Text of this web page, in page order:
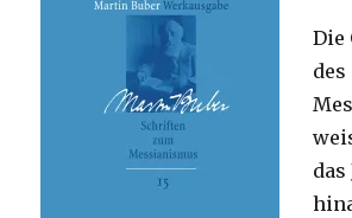
Die
des
das